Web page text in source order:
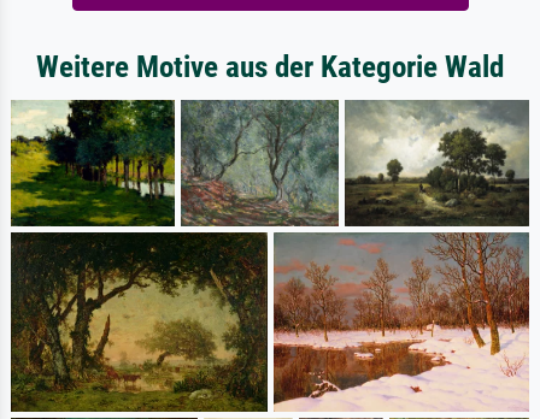
Weitere Motive aus der Kategorie Wald